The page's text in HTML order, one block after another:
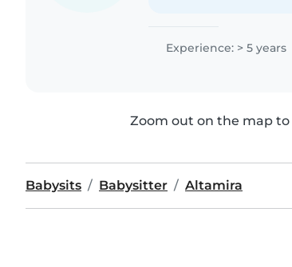
Experience: > 5 years
Zoom out on the map
Babysits Babysitter Altamira